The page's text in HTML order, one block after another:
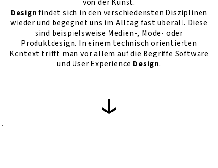
von der Kunst.
Design findet sich in den verschiedensten Disziplinen
wieder und begegnet uns im Alltag fast überall. Diese
sind beispielsweise Medien-, Mode- oder
Produktdesign. In einem technisch orientierten
Kontext trifft man vor allem auf die Begriffe Software
und User Experience Design.
´